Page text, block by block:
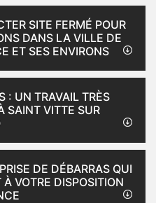
SITE FERMÉ POUR
DANS LA VILLE DE
ET SES ENVIRONS
: UN TRAVAIL TRÈS
SAINT VITTE SUR
DE DÉBARRAS QUI
VOTRE DISPOSITION